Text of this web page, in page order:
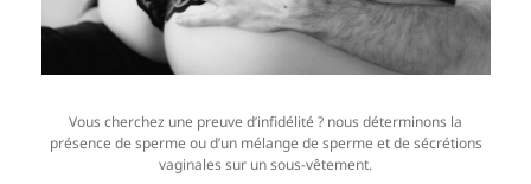
Vous cherchez une preuve d’infidélité ? nous déterminons la
présence de sperme ou d’un mélange de sperme et de sécrétions
vaginales sur un sous-vêtement.